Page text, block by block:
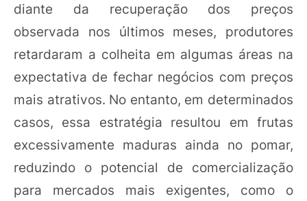
diante da recuperação dos preços
observada nos últimos meses, produtores
retardaram a colheita em algumas áreas na
expectativa de fechar negócios com preços
mais atrativos. No entanto, em determinados
casos, essa estratégia resultou em frutas
excessivamente maduras ainda no pomar,
reduzindo o potencial de comercialização
para mercados mais exigentes, como o